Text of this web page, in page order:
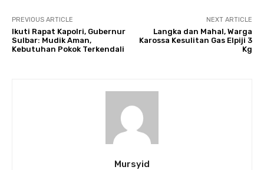
PREVIOUS ARTICLE
Ikuti Rapat Kapolri, Gubernur
Sulbar: Mudik Aman,
Kebutuhan Pokok Terkendali
NEXT ARTICLE
Langka dan Mahal, Warga
Karossa Kesulitan Gas Elpiji 3
Kg
Mursyid